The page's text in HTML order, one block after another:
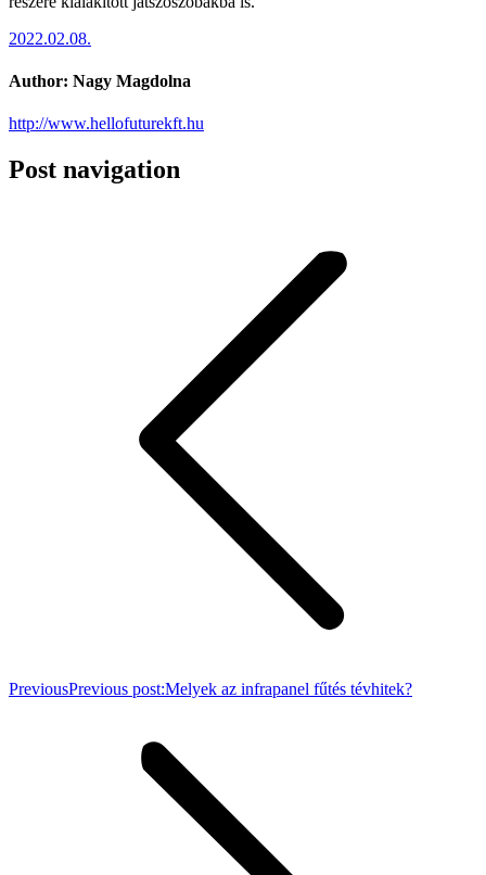
2022.02.08.
Author: Nagy Magdolna
http://www.hellofuturekft.hu
Post navigation
PreviousPrevious post:Melyek az infrapanel fűtés tévhitek?